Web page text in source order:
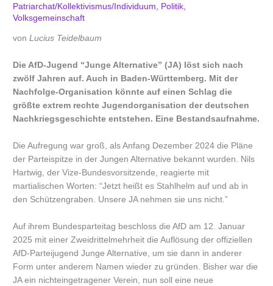
Patriarchat/Kollektivismus/Individuum
Politik
Volksgemeinschaft
vonLucius Teidelbaum
Die AfD-Jugend “Junge Alternative” (JA) löst sich nach
zwölf Jahren auf. Auch in Baden-Württemberg. Mit der
Nachfolge-Organisation könnte auf einen Schlag die
größte extrem rechte Jugendorganisation der deutschen
Nachkriegsgeschichte entstehen. Eine Bestandsaufnahme.
Die Aufregung war groß, als Anfang Dezember 2024 die Pläne
der Parteispitze in der Jungen Alternative bekannt wurden. Nils
Hartwig, der Vize-Bundesvorsitzende, reagierte mit
martialischen Worten: “Jetzt heißt es Stahlhelm auf und ab in
den Schützengraben. Unsere JA nehmen sie uns nicht.”
Auf ihrem Bundesparteitag beschloss die AfD am 12. Januar
2025 mit einer Zweidrittelmehrheit die Auflösung der offiziellen
AfD-Parteijugend Junge Alternative, um sie dann in anderer
Form unter anderem Namen wieder zu gründen. Bisher war die
JA ein nichteingetragener Verein, nun soll eine neue